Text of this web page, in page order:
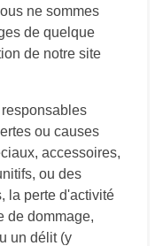
ne sommes
de quelque
de notre site
ou causes
accessoires,
ou des
la perte d'activité
de dommage,
un délit (y